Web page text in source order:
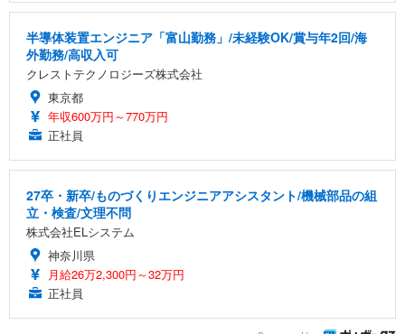
半導体装置エンジニア「富山勤務」/未経験OK/賞与年2回/海
外勤務/高収入可
クレストテクノロジーズ株式会社
東京都
年収600万円～770万円
正社員
27卒・新卒/ものづくりエンジニアアシスタント/機械部品の組
立・検査/文理不問
株式会社ELシステム
神奈川県
月給26万2,300円～32万円
正社員